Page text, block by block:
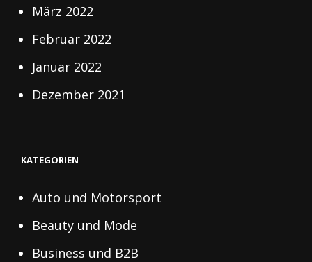
März 2022
Februar 2022
Januar 2022
Dezember 2021
KATEGORIEN
Auto und Motorsport
Beauty und Mode
Business und B2B